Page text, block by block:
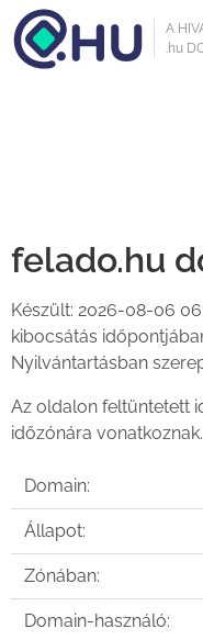
A
.hu
felado.hu
Készült: 2026-08-06
kibocsátás
Nyilvántartásban
Az oldalon feltüntetett
időzónára vonatkoznak.
Domain:
Állapot:
Zónában:
Domain-használó: